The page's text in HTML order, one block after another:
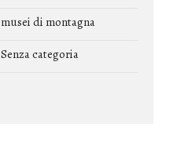
musei di montagna
Senza categoria